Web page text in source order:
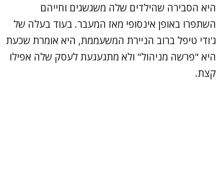
היא הסבירה שהילדים שלה משגשגים וחייהם
השתפרו באופן אינסופי מאז המעבר. בעוד בעלה של
ג'ודי טיפל ברוב הניירת המשעממת, היא אומרת שכעת
היא "פרשה מניהול" ולא מתגעגעת לעסק שלה אפילו
קצת.